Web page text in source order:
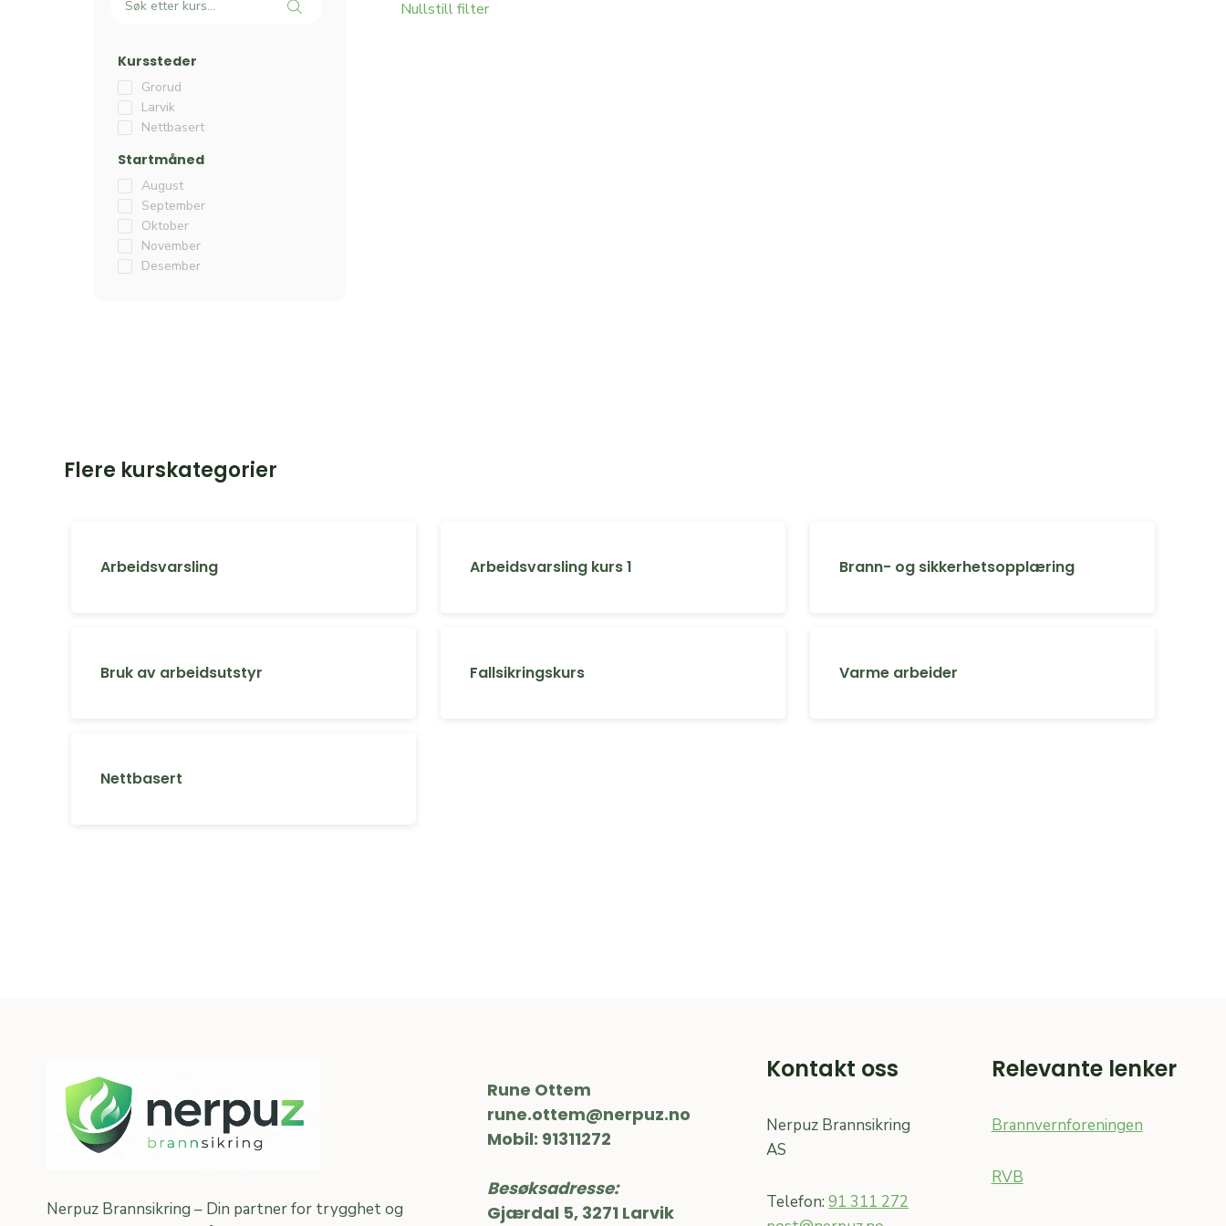
Kurssteder
Grorud
Larvik
Nettbasert
Startmåned
August
September
Oktober
November
Desember
Nullstill filter
Flere kurskategorier
Arbeidsvarsling Arbeidsvarsling kurs 1 Brann- og sikkerhetsopplæring
Bruk av arbeidsutstyr Fallsikringskurs Varme arbeider
Nettbasert
Nerpuz Brannsikring – Din partner for trygghet og
Rune Ottem
rune.ottem@nerpuz.no
Mobil: 91311272
Besøksadresse:
Gjærdal 5, 3271 Larvik
Kontakt oss
Nerpuz Brannsikring
AS
Telefon:91 311 272
Relevante lenker
Brannvernforeningen
RVB